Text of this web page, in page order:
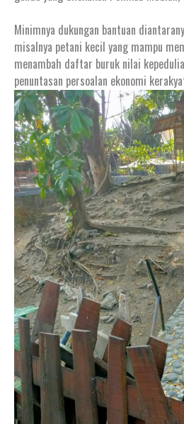
Minimnya dukungan bantuan
misalnya petani kecil yang mampu
menambah daftar buruk nilai
penuntasan persoalan ekonomi